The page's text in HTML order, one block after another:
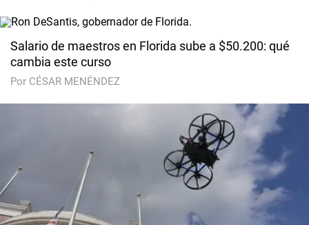
Salario de maestros en Florida sube a $50.200: qué
cambia este curso
Por CÉSAR MENÉNDEZ